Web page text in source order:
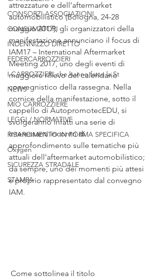
CONSORZI ASSOCIAZIONI
CONSUMATORI
INDENNIZZO DIRETTO
FEDERCARROZZIERI
I CARROZZIERI che hanno fatto la St
NEWS
MIO CARROZZIERE
LEGGI / NORMATIVE
RISARCIMENTO IN FORMA SPECIFICA
Oxygen
SICUREZZA STRADALE
STAMPA
attrezzature e dell’aftermarket
automobilistico (Bologna, 24-28
maggio 2017), gli organizzatori della
manifestazione annunciano il focus di
IAM17 – International Aftermarket
Meeting 2017, uno degli eventi di
maggiore rilievo del calendario
convegnistico della rassegna. Nella
cornice della manifestazione, sotto il
cappello di AutopromotecEDU, si
svolgeranno infatti una serie di
interessanti incontri di
approfondimento sulle tematiche più
attuali dell’aftermarket automobilistico;
da sempre, uno dei momenti più attesi
è proprio rappresentato dal convegno
IAM.